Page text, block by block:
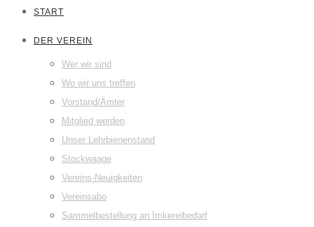
START
DER VEREIN
Wer wir sind
Wo wir uns treffen
Vorstand/Ämter
Mitglied werden
Unser Lehrbienenstand
Stockwaage
Vereins-Neuigkeiten
Vereinsabo
Sammelbestellung an Imkereibedarf